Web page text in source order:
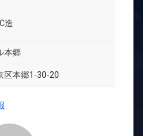
造
本郷
区本郷1-30-20